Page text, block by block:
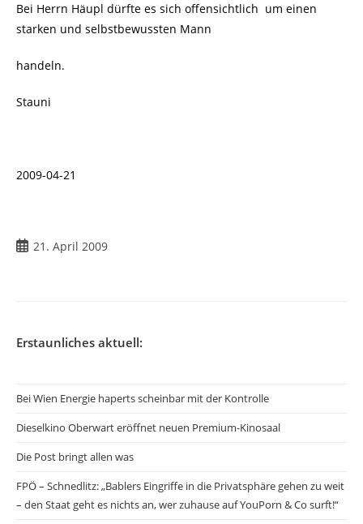
Bei Herrn Häupl dürfte es sich offensichtlich um einen
starken und selbstbewussten Mann
handeln.
Stauni
2009-04-21
Beitrag
21. April 2009
Erstaunliches aktuell:
Bei Wien Energie haperts scheinbar mit der Kontrolle
Dieselkino Oberwart eröffnet neuen Premium-Kinosaal
Die Post bringt allen was
FPÖ – Schnedlitz: „Bablers Eingriffe in die Privatsphäre gehen zu weit
– den Staat geht es nichts an, wer zuhause auf YouPorn & Co surft!“